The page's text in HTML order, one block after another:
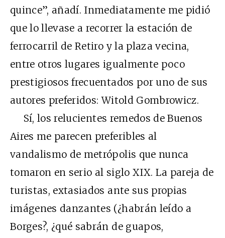
quince”, añadí. Inmediatamente me pidió
que lo llevase a recorrer la estación de
ferrocarril de Retiro y la plaza vecina,
entre otros lugares igualmente poco
prestigiosos frecuentados por uno de sus
autores preferidos: Witold Gombrowicz.
Sí, los relucientes remedos de Buenos
Aires me parecen preferibles al
vandalismo de metrópolis que nunca
tomaron en serio al siglo XIX. La pareja de
turistas, extasiados ante sus propias
imágenes danzantes (¿habrán leído a
Borges?, ¿qué sabrán de guapos,